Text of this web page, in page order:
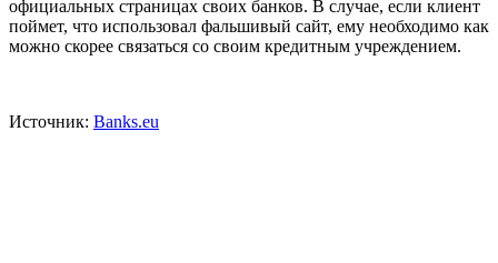
официальных страницах своих банков. В случае, если клиент
поймет, что использовал фальшивый сайт, ему необходимо как
можно скорее связаться со своим кредитным учреждением.
Источник: Banks.eu